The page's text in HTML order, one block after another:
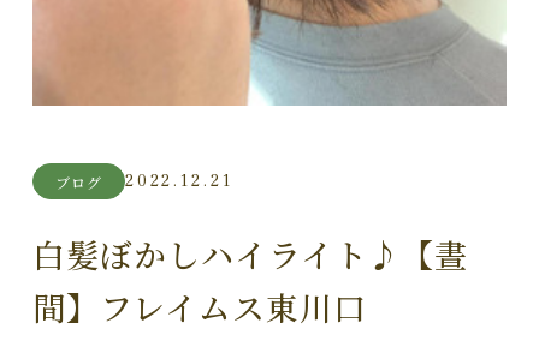
ブログ 2022.12.21
白髪ぼかしハイライト♪【晝
間】フレイムス東川口